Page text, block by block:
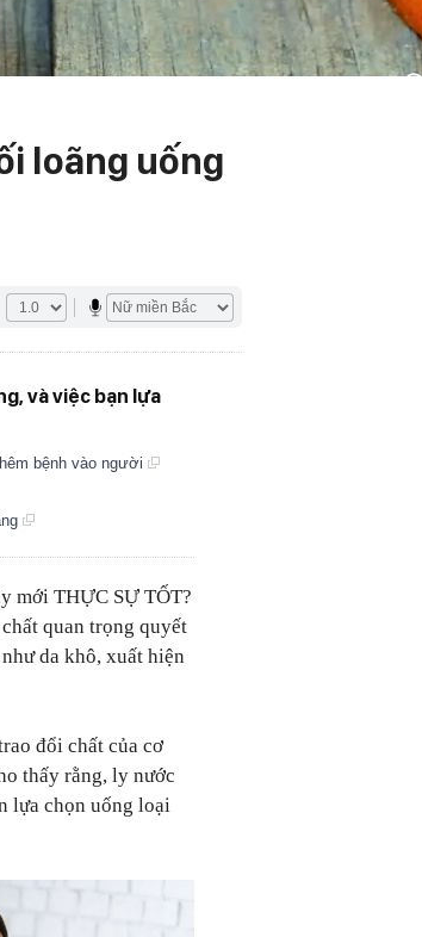
loãng uống
và việc bạn lựa
bệnh vào người
mới THỰC SỰ TỐT?
quan trọng quyết
da khô, xuất hiện
đổi chất của cơ
thấy rằng, ly nước
lựa chọn uống loại